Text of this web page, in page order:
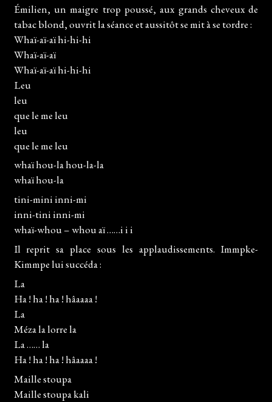
Émilien, un maigre trop poussé, aux grands cheveux de
tabac blond, ouvrit la séance et aussitôt se mit à se tordre :
Whaï-aï-aï hi-hi-hi
Whaï-aï-aï
Whaï-aï-aï hi-hi-hi
Leu
leu
que le me leu
leu
que le me leu
whaï hou-la hou-la-la
whaï hou-la
tini-mini inni-mi
inni-tini inni-mi
whaï-whou – whou aï ……i i i
Il reprit sa place sous les applaudissements. Immpke-
Kimmpe lui succéda :
La
Ha ! ha ! ha ! hâaaaa !
La
Méza la lorre la
La …… la
Ha ! ha ! ha ! hâaaaa !
Maille stoupa
Maille stoupa kali